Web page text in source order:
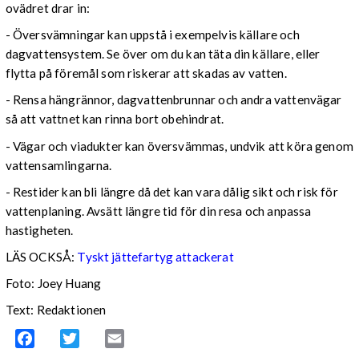
ovädret drar in:
- Översvämningar kan uppstå i exempelvis källare och
dagvattensystem. Se över om du kan täta din källare, eller
flytta på föremål som riskerar att skadas av vatten.
- Rensa hängrännor, dagvattenbrunnar och andra vattenvägar
så att vattnet kan rinna bort obehindrat.
- Vägar och viadukter kan översvämmas, undvik att köra genom
vattensamlingarna.
- Restider kan bli längre då det kan vara dålig sikt och risk för
vattenplaning. Avsätt längre tid för din resa och anpassa
hastigheten.
LÄS OCKSÅ: Tyskt jättefartyg attackerat
Foto: Joey Huang
Text: Redaktionen
Facebook Twitter